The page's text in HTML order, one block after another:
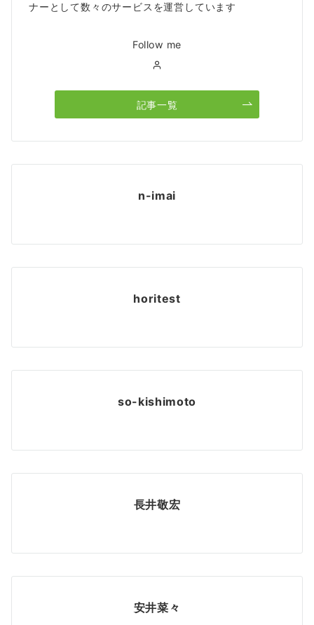
ナーとして数々のサービスを運営しています
Follow me
記事一覧
n-imai
horitest
so-kishimoto
長井敬宏
安井菜々